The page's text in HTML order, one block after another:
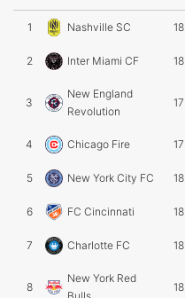
1 Nashville SC 18
2 Inter Miami CF 18
3
New England
Revolution
17
4 Chicago Fire 17
5 New York City FC 18
6 FC Cincinnati 18
7 Charlotte FC 18
8
New York Red
18